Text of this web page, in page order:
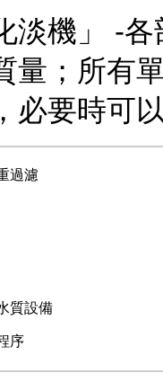
淡機」 -
量；所有
必要時可
過濾
質設備
序